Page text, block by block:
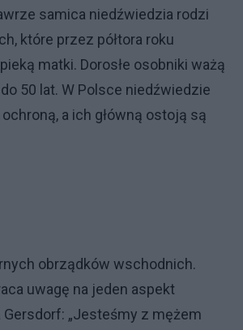
samica niedźwiedzia rodzi
które przez półtora roku
matki. Dorosłe osobniki ważą
50 lat. W Polsce niedźwiedzie
a ich główną ostoją są
obrządków wschodnich.
uwagę na jeden aspekt
Gersdorf: „Jesteśmy z mężem